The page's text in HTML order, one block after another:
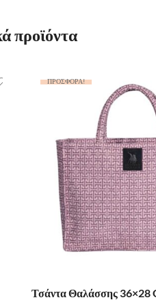
προϊόντα
ΠΡΟΣΦΟΡΆ!
ΠΡΟΣΘΉΚΗ ΣΤΟ
Τσάντα Θαλάσσης 36×28